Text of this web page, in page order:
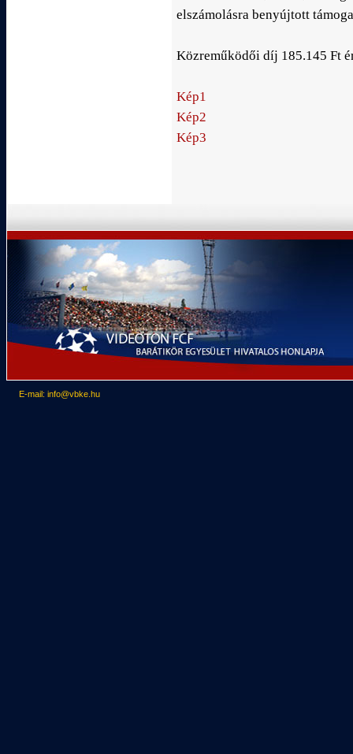
elszámolásra benyújtott
Közreműködői díj 185.145 Ft
Kép1
Kép2
Kép3
E-mail: info@vbke.hu